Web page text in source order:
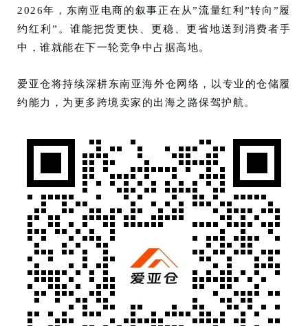
2026年，东南亚电商的叙事正在从”流量红利”转向”履
约红利”。谁能把货更快、更稳、更省地送到消费者手
中，谁就能在下一轮竞争中占据高地。
爱亚仓将持续深耕东南亚海外仓网络，以专业的仓储履
约能力，为更多跨境卖家的出海之路保驾护航。